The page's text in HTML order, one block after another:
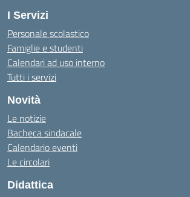
I Servizi
Personale scolastico
Famiglie e studenti
Calendari ad uso interno
Tutti i servizi
Novità
Le notizie
Bacheca sindacale
Calendario eventi
Le circolari
Didattica